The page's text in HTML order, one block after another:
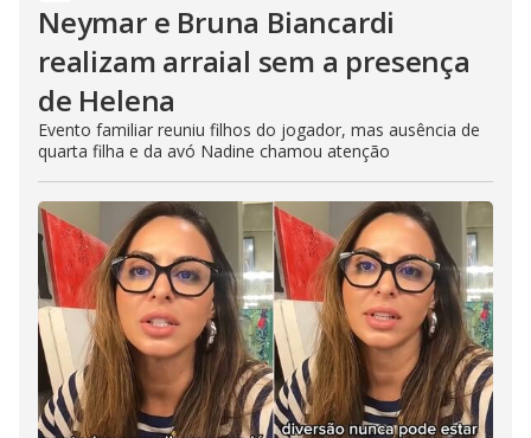
Neymar e Bruna Biancardi
realizam arraial sem a presença
de Helena
Evento familiar reuniu filhos do jogador, mas ausência de
quarta filha e da avó Nadine chamou atenção